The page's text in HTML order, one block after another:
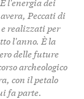
Peccati di
realizzati per
l'anno. È la
delle future
archeologico
con il petalo
fa parte.